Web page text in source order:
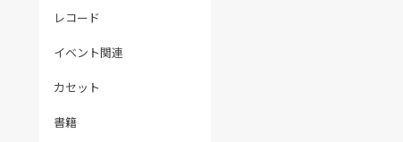
レコード
イベント関連
カセット
書籍